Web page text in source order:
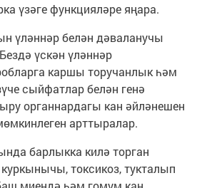
үзәге функцияләре яңара.
үләннәр белән дәваланучы
үскән үләннәр
каршы торучанлык һәм
сыйфатлар белән генә
органнардагы кан әйләнешен
арттыралар.
барлыкка килә торган
токсикоз, тукталып